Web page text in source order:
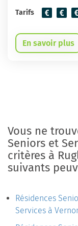
Tarifs
En savoir plus
Vous ne
Seniors et
critères à
suivants
Résidences
Services à